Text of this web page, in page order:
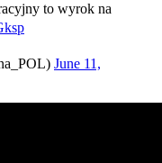
to wyrok na
June 11,